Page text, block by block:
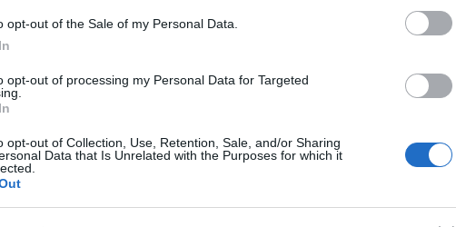
opt-out of the Sale of my Personal Data.
opt-out of processing my Personal Data for Targeted
opt-out of Collection, Use, Retention, Sale, and/or Sharing
Data that Is Unrelated with the Purposes for which it
άνδρα
Εύβοια
05.08.2026
της Air
05.08.2026